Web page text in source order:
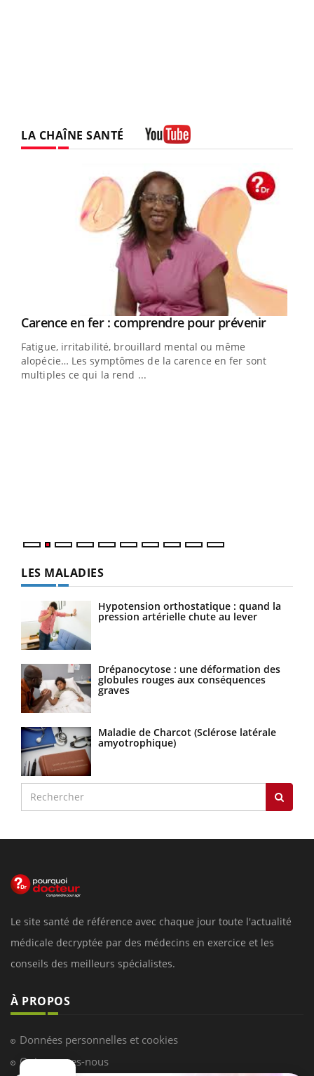
LA CHAÎNE SANTÉ
Youtube
Carence en fer : comprendre pour prévenirYoutube
Fatigue, irritabilité, brouillard mental ou même
alopécie… Les symptômes de la carence en fer sont
multiples ce qui la rend ...
LES MALADIES
Hypotension orthostatique : quand la
pression artérielle chute au lever
Drépanocytose : une déformation des
globules rouges aux conséquences
graves
Maladie de Charcot (Sclérose latérale
amyotrophique)
Le site santé de référence avec chaque jour toute l'actualité
médicale decryptée par des médecins en exercice et les
conseils des meilleurs spécialistes.
À PROPOS
Données personnelles et cookies
Qui sommes-nous